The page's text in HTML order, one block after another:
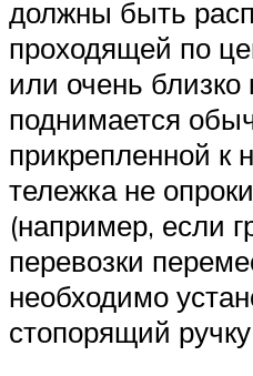
должны быть
проходящей по
или очень близко
поднимается
прикрепленной к
тележка не
(например, если
перевозки
необходимо
стопорящий